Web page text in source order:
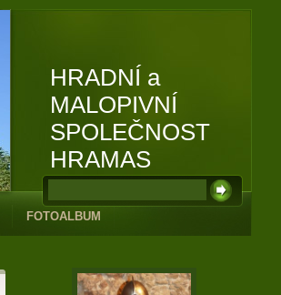
HRADNÍ a
MALOPIVNÍ
SPOLEČNOST
HRAMAS
FOTOALBUM